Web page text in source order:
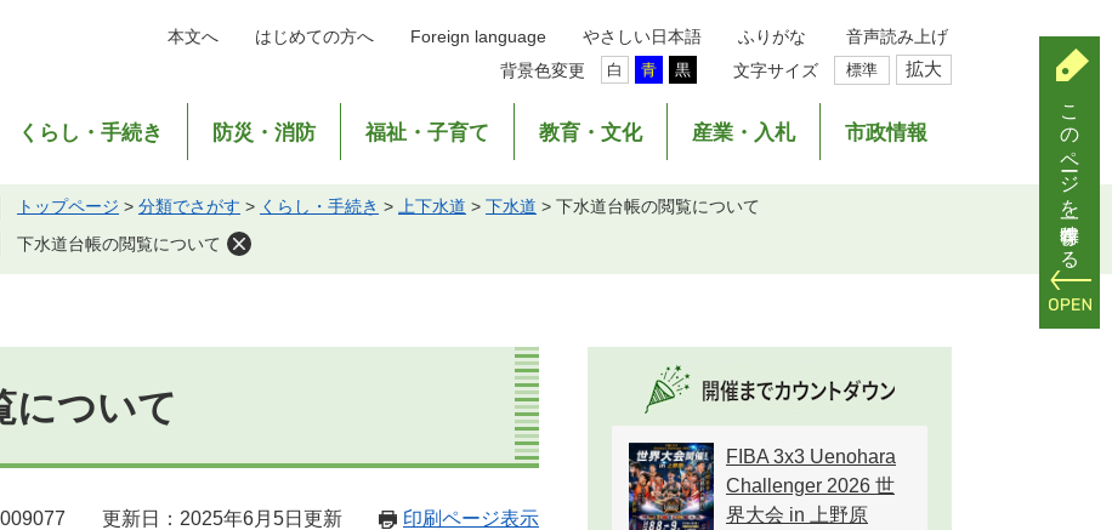
本文へ はじめての方へ Foreign language やさしい日本語 ふりがな
音声読み上げ
背景色変更
白 青 黒 文字サイズ 標準 拡大
くらし・手続き 防災・消防 福祉・子育て 教育・文化 産業・入札 市政情報
トップページ > 分類でさがす > くらし・手続き > 上下水道 > 下水道 > 下水道台帳の閲覧について
下水道台帳の閲覧について
について
更新日：2025年6月5日更新 印刷ページ表示
FIBA 3x3 Uenohara
Challenger 2026 世
界大会 in 上野原
このページを一時保存する